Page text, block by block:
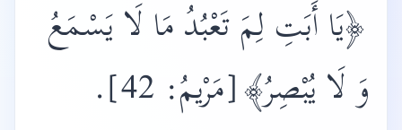
﴿يَا أَبَتِ لِمَ تَعْبُدُ مَا لَا يَسْمَعُ
وَ لَا يُبْصِرُ﴾[مَرْيمُ: 42]
.